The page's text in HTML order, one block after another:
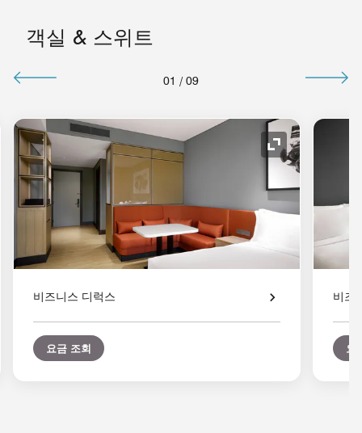
객실 & 스위트
01 / 09
이콘 확장 아이콘
비즈니스 디럭스
요금 조회
비즈
요